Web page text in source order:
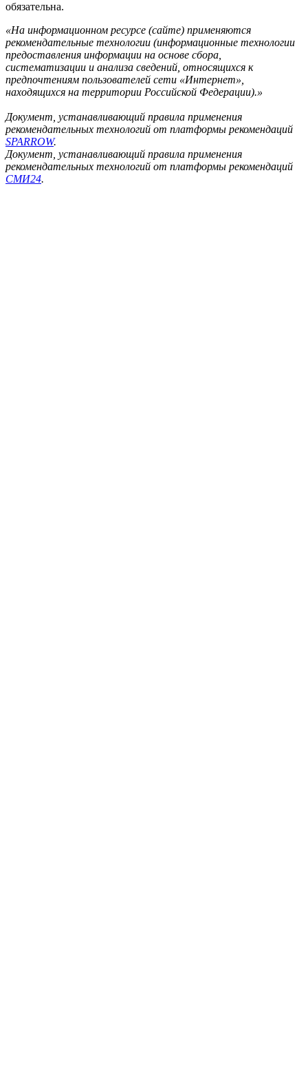
обязательна.
«На информационном ресурсе (сайте) применяются
рекомендательные технологии (информационные технологии
предоставления информации на основе сбора,
систематизации и анализа сведений, относящихся к
предпочтениям пользователей сети «Интернет»,
находящихся на территории Российской Федерации).»
Документ, устанавливающий правила применения
рекомендательных технологий от платформы рекомендаций
SPARROW.
Документ, устанавливающий правила применения
рекомендательных технологий от платформы рекомендаций
СМИ24.